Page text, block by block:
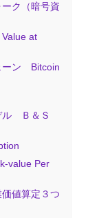
ク（暗号資
at
ーン Bitcoin
ル Ｂ＆Ｓ
value Per
値算定３つ